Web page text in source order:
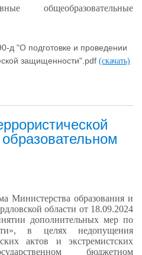
общеобразовательные
д "О подготовке и проведении
защищенности".pdf (скачать)
Министерства образования и
области от 18.09.2024
дополнительных мер по
в целях недопущения
актов и экстремистских
бюджетном